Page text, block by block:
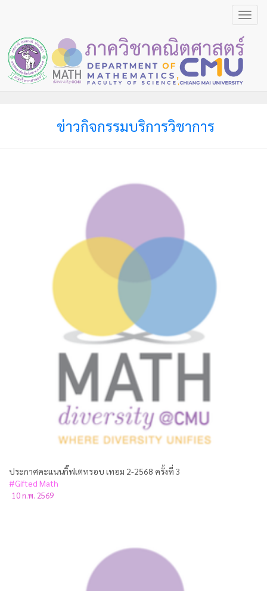
ข่าวกิจกรรมบริการวิชาการ
ประกาศคะแนนกิ๊ฟเตทรอบ เทอม 2-2568 ครั้งที่ 3
#Gifted Math
10 ก.พ. 2569